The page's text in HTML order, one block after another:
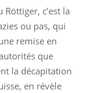
c’est la
ou pas, qui
remise en
que
la décapitation
en révèle